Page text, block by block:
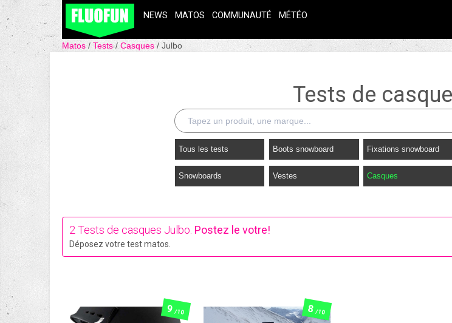
NEWS MATOS COMMUNAUTÉ MÉTÉO
Matos Tests Casques Julbo
Tests de
Tous les tests Boots snowboard Fixations snowboard
Snowboards Vestes Casques
2 Tests de casques Julbo. Postez le votre!
Déposez votre test matos.
9/10 8/10